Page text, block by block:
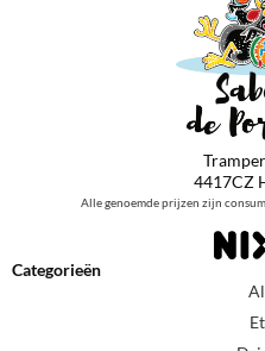
4417CZ
Alle genoemde prijzen zijn
Categorieën